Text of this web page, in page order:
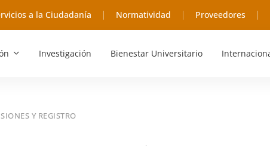
a la Ciudadanía Normatividad Proveedores
Investigación Bienestar Universitario
Y REGISTRO